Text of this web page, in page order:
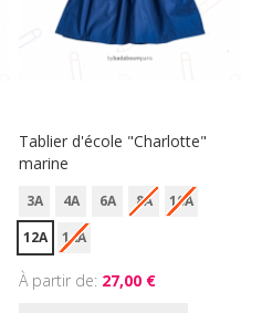
Tablier d'école "Charlotte"
marine
3A 4A 6A 8A
10A
12A
14A
À partir de 27,00 €